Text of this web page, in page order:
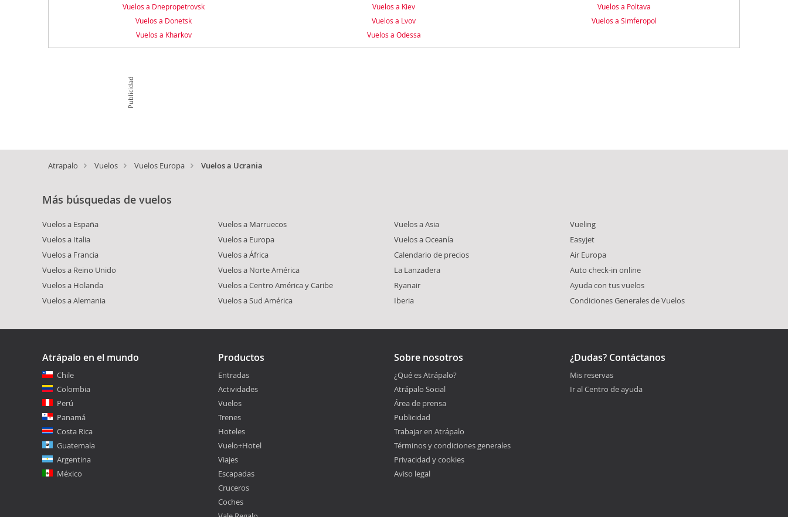
Vuelos a Dnepropetrovsk
Vuelos a Donetsk
Vuelos a Kharkov
Vuelos a Kiev
Vuelos a Lvov
Vuelos a Odessa
Vuelos a Poltava
Vuelos a Simferopol
Publicidad
Atrapalo Vuelos Vuelos Europa Vuelos a Ucrania
Más búsquedas de vuelos
Vuelos a España
Vuelos a Italia
Vuelos a Francia
Vuelos a Reino Unido
Vuelos a Holanda
Vuelos a Alemania
Vuelos a Marruecos
Vuelos a Europa
Vuelos a África
Vuelos a Norte América
Vuelos a Centro América y Caribe
Vuelos a Sud América
Vuelos a Asia
Vuelos a Oceanía
Calendario de precios
La Lanzadera
Ryanair
Iberia
Vueling
Easyjet
Air Europa
Auto check-in online
Ayuda con tus vuelos
Condiciones Generales de Vuelos
Atrápalo en el mundo
Chile
Colombia
Perú
Panamá
Costa Rica
Guatemala
Argentina
México
Productos
Entradas
Actividades
Vuelos
Trenes
Hoteles
Vuelo+Hotel
Viajes
Escapadas
Cruceros
Coches
Sobre nosotros
¿Qué es Atrápalo?
Atrápalo Social
Área de prensa
Publicidad
Trabajar en Atrápalo
Términos y condiciones generales
Privacidad y cookies
Aviso legal
¿Dudas? Contáctanos
Mis reservas
Ir al Centro de ayuda